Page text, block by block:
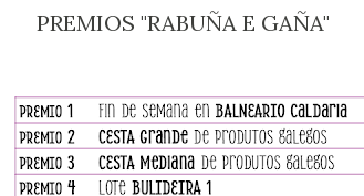
PREMIOS "RABUÑA E GAÑA"